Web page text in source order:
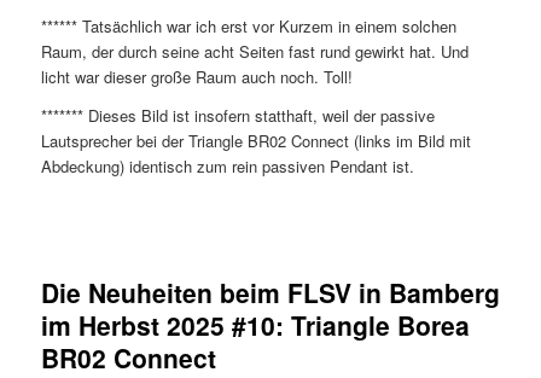
****** Tatsächlich war ich erst vor Kurzem in einem solchen
Raum, der durch seine acht Seiten fast rund gewirkt hat. Und
licht war dieser große Raum auch noch. Toll!
******* Dieses Bild ist insofern statthaft, weil der passive
Lautsprecher bei der Triangle BR02 Connect (links im Bild mit
Abdeckung) identisch zum rein passiven Pendant ist.
Die Neuheiten beim FLSV in Bamberg
im Herbst 2025 #10: Triangle Borea
BR02 Connect